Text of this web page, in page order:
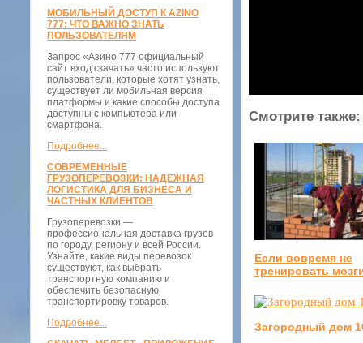
МОБИЛЬНЫЙ ДОСТУП К AZINO
777: ЧТО ВАЖНО ЗНАТЬ
ПОЛЬЗОВАТЕЛЯМ
Запрос «Азино 777 официальный
сайт вход скачать» часто используют
пользователи, которые хотят узнать,
существует ли мобильная версия
платформы и какие способы доступа
доступны с компьютера или
смартфона.
Подробнее...
СОВРЕМЕННЫЕ
ГРУЗОПЕРЕВОЗКИ: НАДЕЖНАЯ
ЛОГИСТИКА ДЛЯ БИЗНЕСА И
ЧАСТНЫХ КЛИЕНТОВ
Грузоперевозки —
профессиональная доставка грузов
по городу, региону и всей России.
Узнайте, какие виды перевозок
существуют, как выбрать
транспортную компанию и
обеспечить безопасную
транспортировку товаров.
Подробнее...
Смотрите также:
Если вовремя не
тренировать
Загородный дом